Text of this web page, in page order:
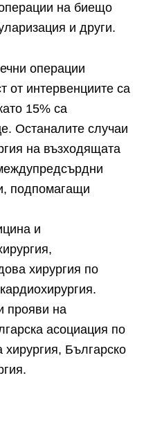
на биещо
и други.
операции
от интервенциите са
15% са
Останалите случаи
на възходящата
подпомагащи
и
хирургия по
прояви на
асоциация по
Българско